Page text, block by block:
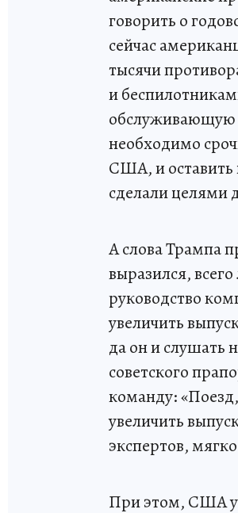
говорить о
сейчас
тысячи
и
обслуживающую
необходимо
США, и оставить
сделали целями
А слова Трампа
выразился,
руководство
увеличить
да он и слушать
советского
команду:
увеличить
экспертов,
При этом, США